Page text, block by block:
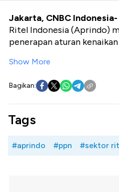
Jakarta, CNBC Indonesia-
Ritel Indonesia (Aprindo)
penerapan aturan kenaikan
Show More
Bagikan:
Tags
#aprindo #ppn #sektor